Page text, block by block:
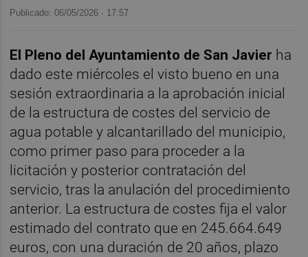
Publicado: 06/05/2026 · 17:57
El Pleno del Ayuntamiento de San Javier ha
dado este miércoles el visto bueno en una
sesión extraordinaria a la aprobación inicial
de la estructura de costes del servicio de
agua potable y alcantarillado del municipio,
como primer paso para proceder a la
licitación y posterior contratación del
servicio, tras la anulación del procedimiento
anterior. La estructura de costes fija el valor
estimado del contrato que en 245.664.649
euros, con una duración de 20 años, plazo